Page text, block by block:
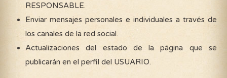
RESPONSABLE.
Enviar mensajes personales e individuales a través de
los canales de la red social.
Actualizaciones del estado de la página que se
publicarán en el perfil del USUARIO.